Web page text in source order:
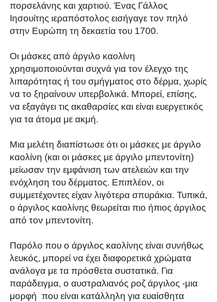
πορσελάνης και χαρτιού. Ένας Γάλλος
Ιησουίτης ιεραπόστολος εισήγαγε τον πηλό
στην Ευρώπη τη δεκαετία του 1700.
Οι μάσκες από άργιλο καολίνη
χρησιμοποιούνται συχνά για τον έλεγχο της
λιπαρότητας ή του σμήγματος στο δέρμα, χωρίς
να το ξηραίνουν υπερβολικά. Μπορεί, επίσης,
να εξαγάγει τις ακαθαρσίες και είναι ευεργετικός
για τα άτομα με ακμή.
Μια μελέτη διαπίστωσε ότι οι μάσκες με άργιλο
καολίνη (και οι μάσκες με άργιλο μπεντονίτη)
μείωσαν την εμφάνιση των ατελειών και την
ενόχληση του δέρματος. Επιπλέον, οι
συμμετέχοντες είχαν λιγότερα σπυράκια. Τυπικά,
ο άργιλος καολίνης θεωρείται πιο ήπιος άργιλος
από τον μπεντονίτη.
Παρόλο που ο άργιλος καολίνης είναι συνήθως
λευκός, μπορεί να έχει διαφορετικά χρώματα
ανάλογα με τα πρόσθετα συστατικά. Για
παράδειγμα, ο αυστραλιανός ροζ άργιλος -μια
μορφή που είναι κατάλληλη για ευαίσθητα